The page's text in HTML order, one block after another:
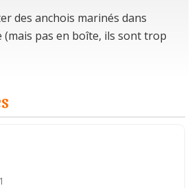
des anchois marinés dans
pas en boîte, ils sont trop